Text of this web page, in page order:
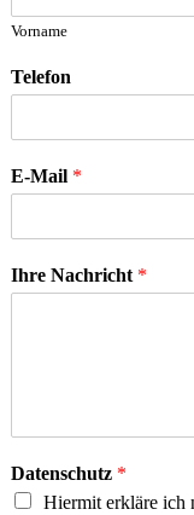
Vorname
Telefon
E-Mail *
Ihre Nachricht *
Datenschutz *
Hiermit erkläre ich